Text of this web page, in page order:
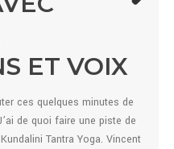
ET VOIX
ces quelques minutes de
de quoi faire une piste de
Tantra Yoga. Vincent